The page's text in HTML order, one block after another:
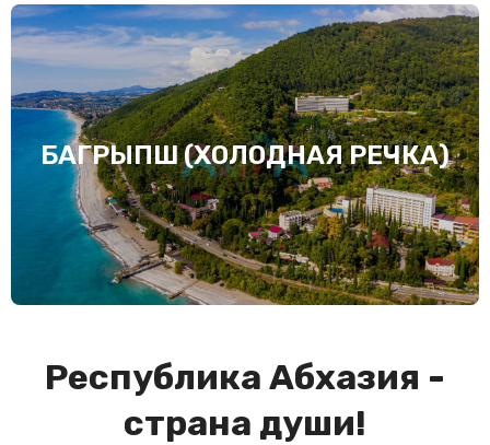
БАГРЫПШ (ХОЛОДНАЯ РЕЧКА)
Республика Абхазия -
страна души!